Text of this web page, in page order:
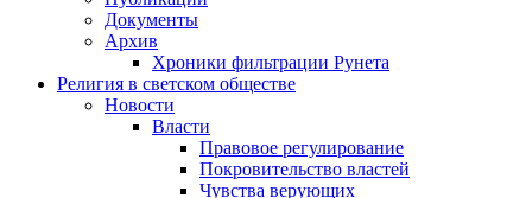
Документы
Архив
Хроники фильтрации Рунета
Религия в светском обществе
Новости
Власти
Правовое регулирование
Покровительство властей
Чувства верующих